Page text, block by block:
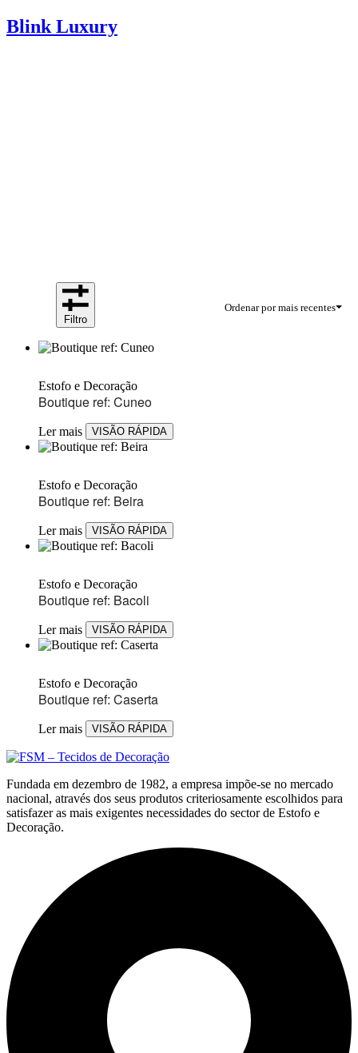
Blink Luxury
Ordenar por mais recentes
Filtro
Estofo e Decoração
Boutique ref: Cuneo
Ler mais VISÃO RÁPIDA
Estofo e Decoração
Boutique ref: Beira
Ler mais VISÃO RÁPIDA
Estofo e Decoração
Boutique ref: Bacoli
Ler mais VISÃO RÁPIDA
Estofo e Decoração
Boutique ref: Caserta
Ler mais VISÃO RÁPIDA
Fundada em dezembro de 1982, a empresa impõe-se no mercado
nacional, através dos seus produtos criteriosamente escolhidos para
satisfazer as mais exigentes necessidades do sector de Estofo e
Decoração.